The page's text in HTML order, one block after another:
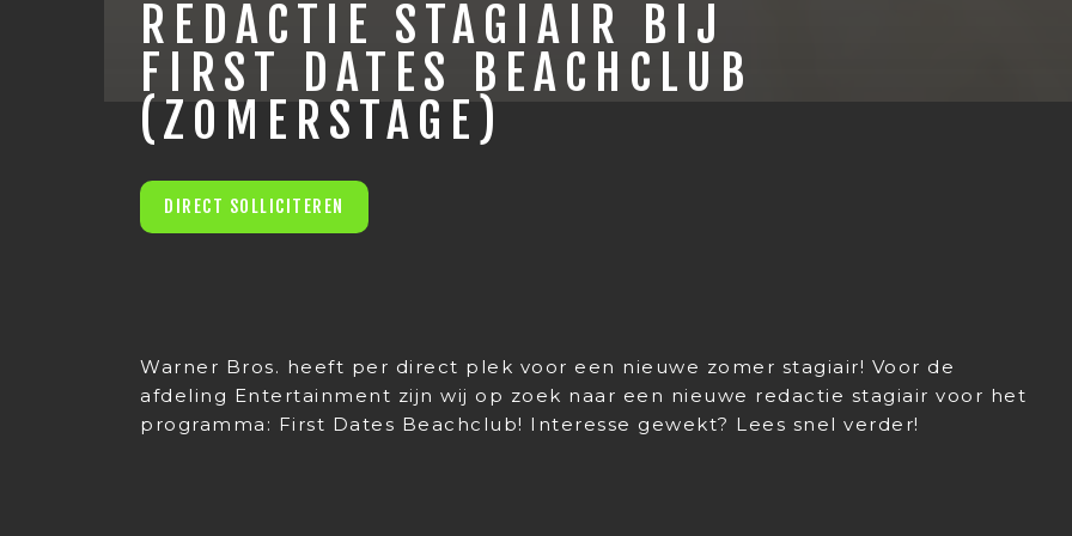
REDACTIE STAGIAIR BIJ
FIRST DATES BEACHCLUB
(ZOMERSTAGE)
DIRECT SOLLICITEREN
Warner Bros. heeft per direct plek voor een nieuwe zomer stagiair! Voor de
afdeling Entertainment zijn wij op zoek naar een nieuwe redactie stagiair voor het
programma: First Dates Beachclub! Interesse gewekt? Lees snel verder!